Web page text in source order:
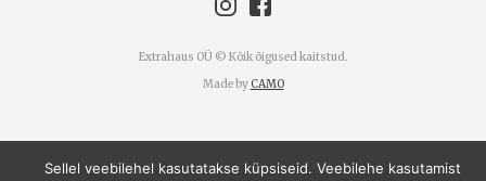
Extrahaus OÜ © Kõik õigused kaitstud.
Made by CAMO
Sellel veebilehel kasutatakse küpsiseid. Veebilehe kasutamist